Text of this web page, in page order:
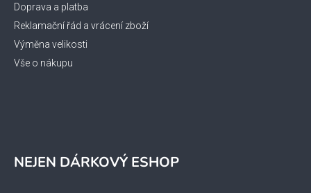
Doprava a platba
Reklamační řád a vrácení zboží
Výměna velikosti
Vše o nákupu
NEJEN DÁRKOVÝ ESHOP